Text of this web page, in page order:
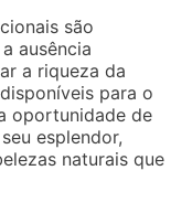
são
ausência
a riqueza da
para o
oportunidade de
esplendor,
naturais que